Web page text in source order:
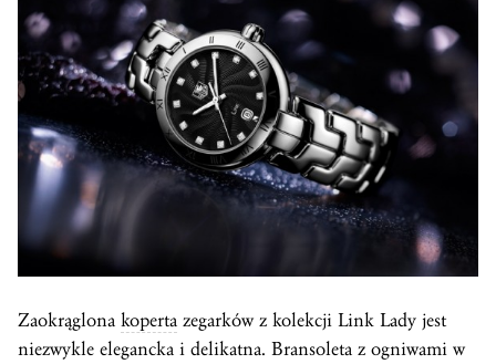
Zaokrąglona koperta zegarków z kolekcji Link Lady jest
niezwykle elegancka i delikatna. Bransoleta z ogniwami w